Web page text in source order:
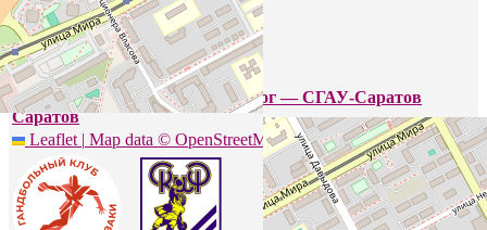
Leaflet | Map data © OpenStreetMapcontributors
28-32
Ростов-на-Дону, Дворец спорта
Донские казаки – ЮФУ Таганрог — СГАУ-Саратов
Саратов